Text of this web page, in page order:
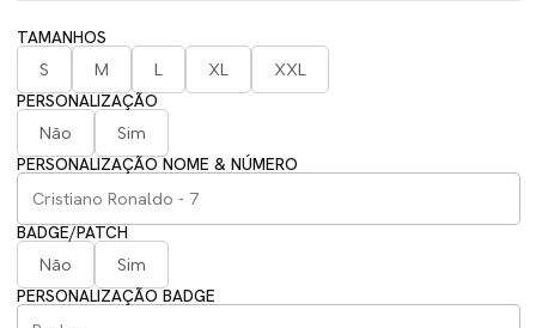
TAMANHOS
S
M L XL
XXL
PERSONALIZAÇÃO
Não
Sim
PERSONALIZAÇÃO NOME & NÚMERO
BADGE/PATCH
Não
Sim
PERSONALIZAÇÃO BADGE